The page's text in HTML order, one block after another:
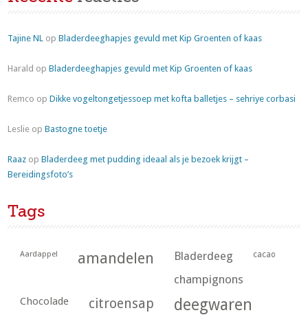
Tajine NL opBladerdeeghapjes gevuld met Kip Groenten of kaas
Harald opBladerdeeghapjes gevuld met Kip Groenten of kaas
Remco opDikke vogeltongetjessoep met kofta balletjes – sehriye corbasi
Leslie opBastogne toetje
Raaz opBladerdeeg met pudding ideaal als je bezoek krijgt –
Bereidingsfoto’s
Tags
Aardappel amandelen Bladerdeeg cacao
champignons
Chocolade citroensap deegwaren